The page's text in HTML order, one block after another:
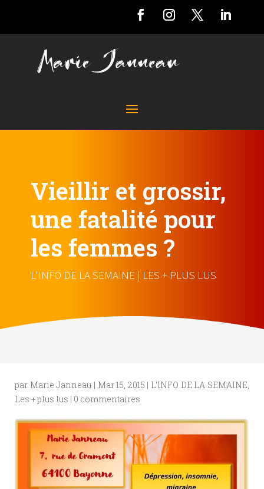
Vieillir et grossir,
une fatalité pour
les femmes ?
L'INFO DE LA SEMAINE | LES + PLUS LUS
par Marie Janneau | Mar 15, 2015 | L'INFO DE LA SEMAINE,
Les + plus lus | 0 commentaires